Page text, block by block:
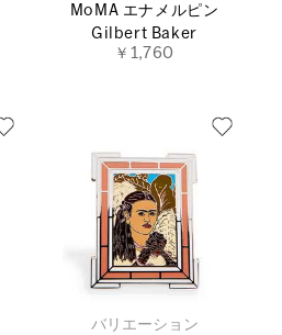
MoMA エナメルピン
Gilbert Baker
￥1,760
バリエーション